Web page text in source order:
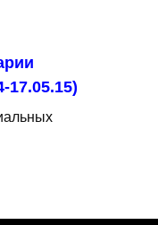
17.05.15)